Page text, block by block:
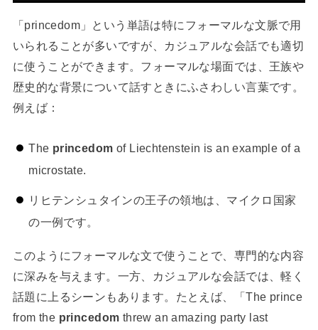
「princedom」という単語は特にフォーマルな文脈で用
いられることが多いですが、カジュアルな会話でも適切
に使うことができます。フォーマルな場面では、王族や
歴史的な背景について話すときにふさわしい言葉です。
例えば：
The princedom of Liechtenstein is an example of a
microstate.
リヒテンシュタインの王子の領地は、マイクロ国家
の一例です。
このようにフォーマルな文で使うことで、専門的な内容
に深みを与えます。一方、カジュアルな会話では、軽く
話題に上るシーンもあります。たとえば、「The prince
from the princedom threw an amazing party last